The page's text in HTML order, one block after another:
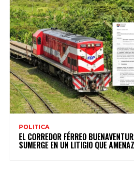
POLITICA
EL CORREDOR FÉRREO
SUMERGE EN UN LITIGIO QUE